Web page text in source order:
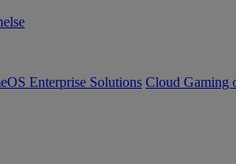
Enterprise Solutions Cloud Gaming